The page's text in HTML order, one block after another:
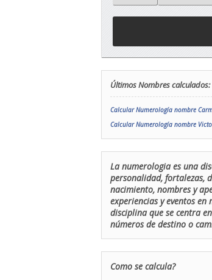
Últimos Nombres calculados:
Calcular Numerología nombre
Calcular Numerología nombre
La numerologia es una
personalidad, fortalezas,
nacimiento, nombres y
experiencias y eventos
disciplina que se centra
números de destino o
Como se calcula?